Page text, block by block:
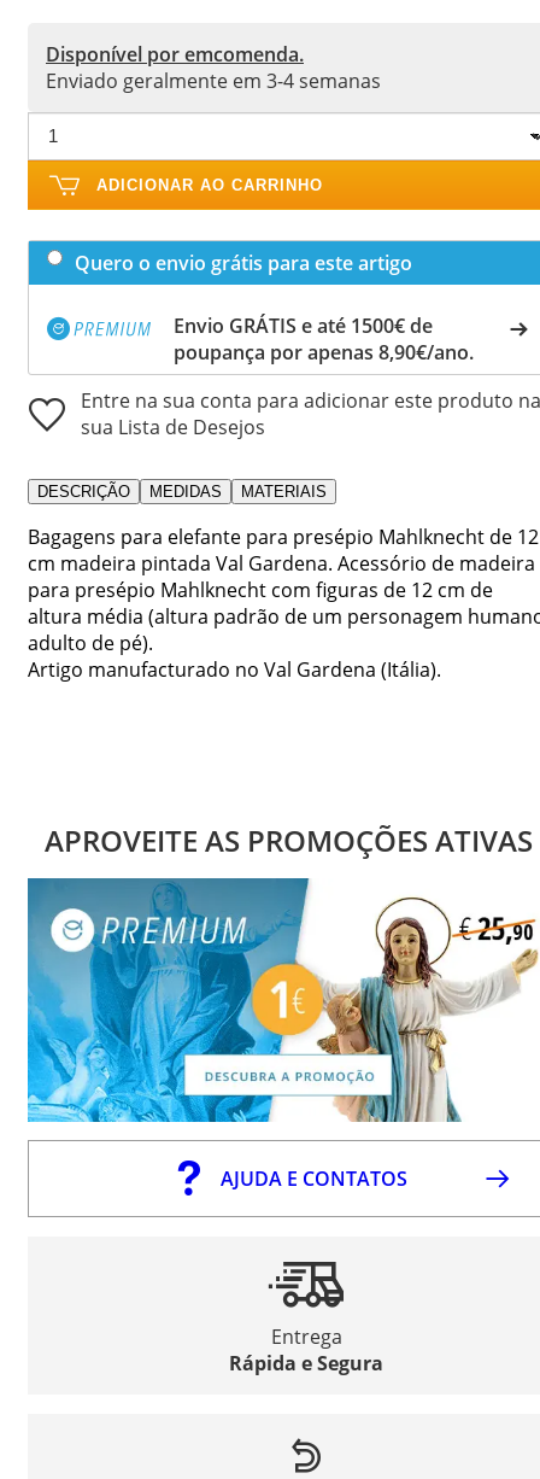
Disponível por emcomenda.
Enviado geralmente em 3-4 semanas
ADICIONAR AO CARRINHO
Quero o envio grátis para este artigo
Envio GRÁTIS e até 1500€ de
poupança por apenas 8,90€/ano.
Entre na sua conta para adicionar este produto na
sua Lista de Desejos
DESCRIÇÃO MEDIDAS MATERIAIS
Bagagens para elefante para presépio Mahlknecht de 12
cm madeira pintada Val Gardena. Acessório de madeira
para presépio Mahlknecht com figuras de 12 cm de
altura média (altura padrão de um personagem
adulto de pé).
Artigo manufacturado no Val Gardena (Itália).
APROVEITE AS PROMOÇÕES ATIVAS
AJUDA E CONTATOS
Entrega
Rápida e Segura